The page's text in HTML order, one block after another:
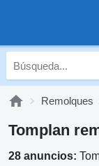
Remolques
Tomplan
28 anuncios: